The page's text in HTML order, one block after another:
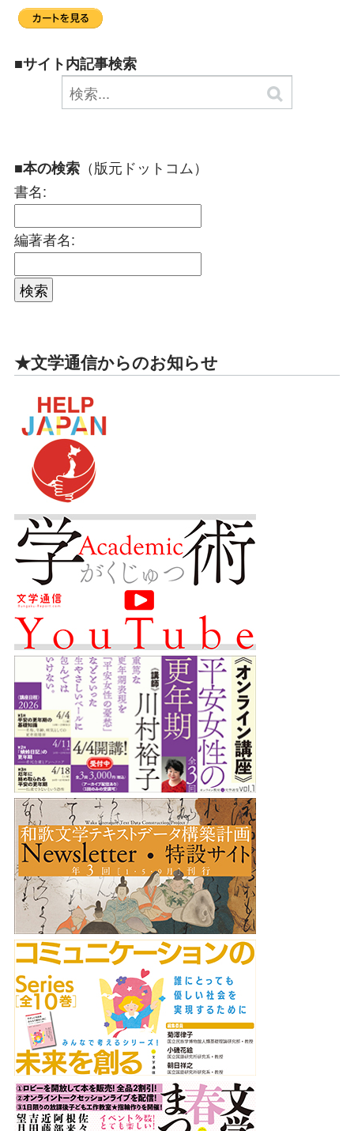
■サイト内記事検索
■本の検索 （版元ドットコム）
書名:
編著者名:
★文学通信からのお知らせ